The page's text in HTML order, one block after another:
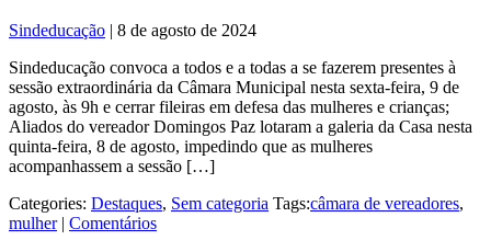
Sindeducação
8 de agosto de 2024
Sindeducação convoca a todos e a todas a se fazerem presentes à
sessão extraordinária da Câmara Municipal nesta sexta-feira, 9 de
agosto, às 9h e cerrar fileiras em defesa das mulheres e crianças;
Aliados do vereador Domingos Paz lotaram a galeria da Casa nesta
quinta-feira, 8 de agosto, impedindo que as mulheres
acompanhassem a sessão […]
Categories: Destaques, Sem categoria Tags:câmara de vereadores,
mulher
Comentários